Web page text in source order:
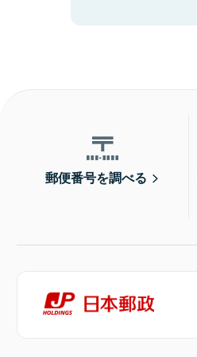
郵便番号を調べる